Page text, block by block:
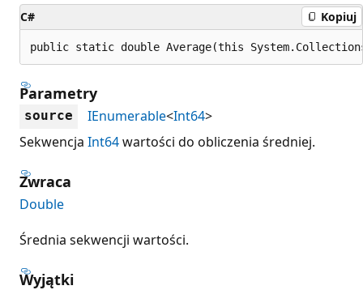
C# Kopiuj
public static double Average(this
Parametry
source IEnumerable<Int64>
Sekwencja Int64wartości do obliczenia średniej.
Zwraca
Double
Średnia sekwencji wartości.
Wyjątki